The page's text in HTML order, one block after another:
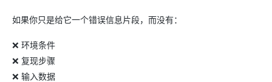
如果你只是给它一个错误信息片段，而没有：
❌ 环境条件
❌ 复现步骤
❌ 输入数据